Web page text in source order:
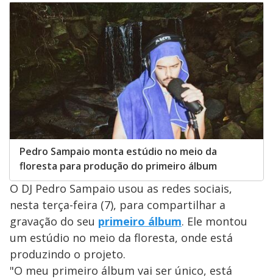
Pedro Sampaio monta estúdio no meio da
floresta para produção do primeiro álbum
O DJ Pedro Sampaio usou as redes sociais,
nesta terça-feira (7), para compartilhar a
gravação do seu primeiro álbum. Ele montou
um estúdio no meio da floresta, onde está
produzindo o projeto.
"O meu primeiro álbum vai ser único, está